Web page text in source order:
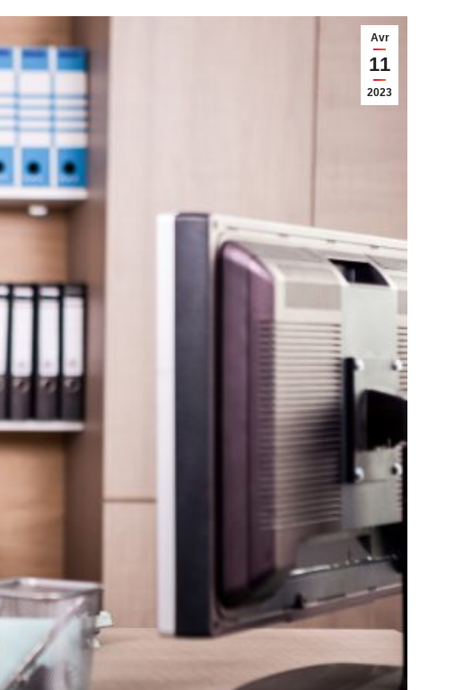
Avr
11
2023